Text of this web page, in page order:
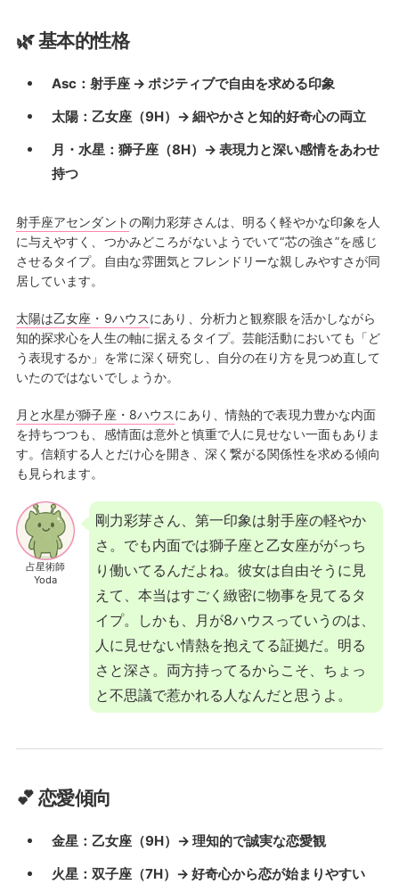
🌿 基本的性格
Asc：射手座 → ポジティブで自由を求める印象
太陽：乙女座（9H）→ 細やかさと知的好奇心の両立
月・水星：獅子座（8H）→ 表現力と深い感情をあわせ
持つ
射手座アセンダントの剛力彩芽さんは、明るく軽やかな印象を人
に与えやすく、つかみどころがないようでいて“芯の強さ”を感じ
させるタイプ。自由な雰囲気とフレンドリーな親しみやすさが同
居しています。
太陽は乙女座・9ハウスにあり、分析力と観察眼を活かしながら
知的探求心を人生の軸に据えるタイプ。芸能活動においても「ど
う表現するか」を常に深く研究し、自分の在り方を見つめ直して
いたのではないでしょうか。
月と水星が獅子座・8ハウスにあり、情熱的で表現力豊かな内面
を持ちつつも、感情面は意外と慎重で人に見せない一面もありま
す。信頼する人とだけ心を開き、深く繋がる関係性を求める傾向
も見られます。
占星術師
Yoda
剛力彩芽さん、第一印象は射手座の軽やか
さ。でも内面では獅子座と乙女座ががっち
り働いてるんだよね。彼女は自由そうに見
えて、本当はすごく緻密に物事を見てるタ
イプ。しかも、月が8ハウスっていうのは、
人に見せない情熱を抱えてる証拠だ。明る
さと深さ。両方持ってるからこそ、ちょっ
と不思議で惹かれる人なんだと思うよ。
💕 恋愛傾向
金星：乙女座（9H）→ 理知的で誠実な恋愛観
火星：双子座（7H）→ 好奇心から恋が始まりやすい